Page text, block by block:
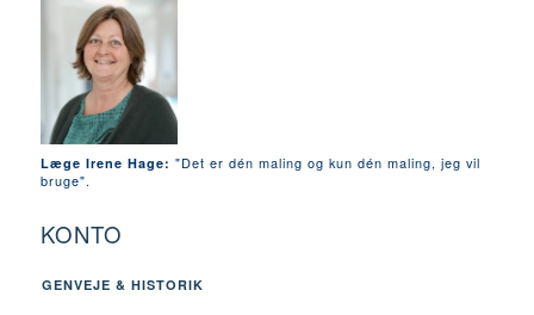
Læge Irene Hage: "Det er dén maling og kun dén maling, jeg vil
bruge".
KONTO
GENVEJE & HISTORIK